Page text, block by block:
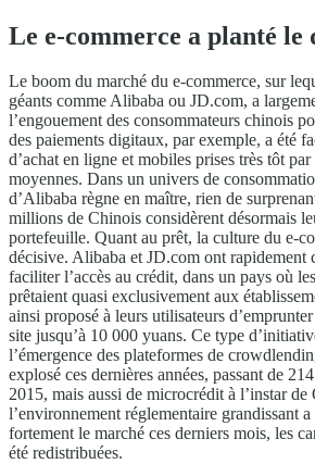
Le e-commerce a planté le
Le boom du marché du e-commerce, sur
géants comme Alibaba ou JD.com, a
l’engouement des consommateurs chinois
des paiements digitaux, par exemple, a été
d’achat en ligne et mobiles prises très tôt
moyennes. Dans un univers de
d’Alibaba règne en maître, rien de
millions de Chinois considèrent désormais
portefeuille. Quant au prêt, la culture du e-
décisive. Alibaba et JD.com ont rapidement
faciliter l’accès au crédit, dans un pays où
prêtaient quasi exclusivement aux
ainsi proposé à leurs utilisateurs
site jusqu’à 10 000 yuans. Ce type
l’émergence des plateformes de
explosé ces dernières années, passant de
2015, mais aussi de microcrédit à l’instar
l’environnement réglementaire grandissant
fortement le marché ces derniers mois, les
été redistribuées.